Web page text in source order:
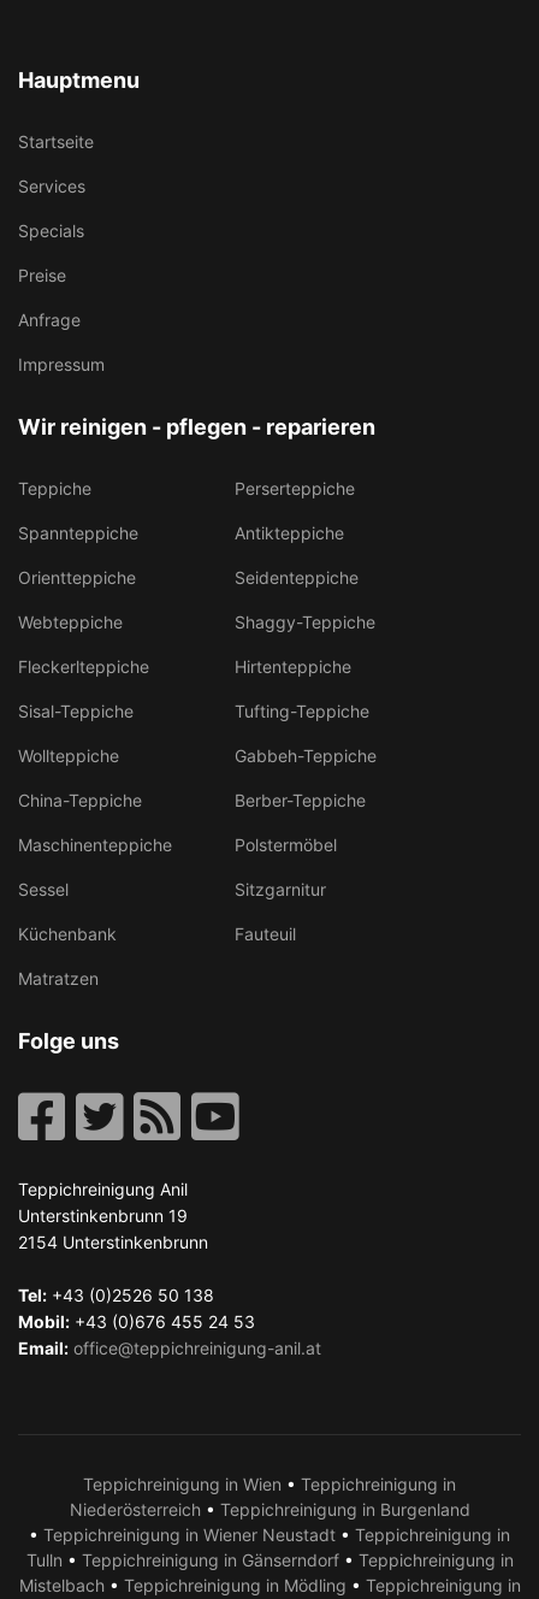
Hauptmenu
Startseite
Services
Specials
Preise
Anfrage
Impressum
Wir reinigen - pflegen - reparieren
Teppiche Perserteppiche
Spannteppiche Antikteppiche
Orientteppiche Seidenteppiche
Webteppiche Shaggy-Teppiche
Fleckerlteppiche Hirtenteppiche
Sisal-Teppiche Tufting-Teppiche
Wollteppiche Gabbeh-Teppiche
China-Teppiche Berber-Teppiche
Maschinenteppiche Polstermöbel
Sessel Sitzgarnitur
Küchenbank Fauteuil
Matratzen
Folge uns
Teppichreinigung Anil
Unterstinkenbrunn 19
2154 Unterstinkenbrunn
Tel: +43 (0)2526 50 138
Mobil: +43 (0)676 455 24 53
Email: office@teppichreinigung-anil.at
Teppichreinigung in Wien • Teppichreinigung in
Niederösterreich• Teppichreinigung in Burgenland
• Teppichreinigung in Wiener Neustadt • Teppichreinigung in
Tulln • Teppichreinigung in Gänserndorf• Teppichreinigung in
Mistelbach• Teppichreinigung in Mödling • Teppichreinigung in